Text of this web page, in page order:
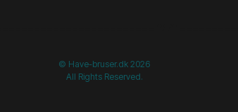
© Have-bruser.dk 2026
All Rights Reserved.